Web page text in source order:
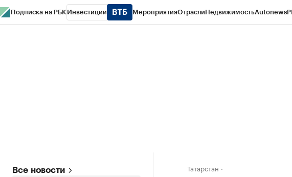
Подписка на РБК Инвестиции МероприятияОтраслиНедвижимостьAutonews
Все новости Татарстан